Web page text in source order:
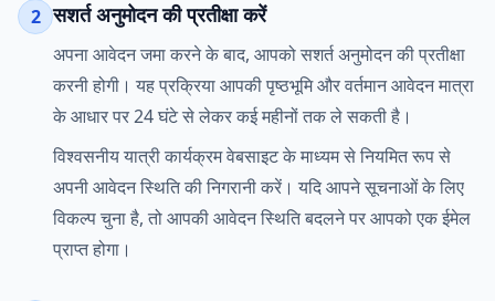
2 सशर्त अनुमोदन की प्रतीक्षा करें
अपना आवेदन जमा करने के बाद, आपको सशर्त अनुमोदन की प्रतीक्षा
करनी होगी। यह प्रक्रिया आपकी पृष्ठभूमि और वर्तमान आवेदन मात्रा
के आधार पर 24 घंटे से लेकर कई महीनों तक ले सकती है।
विश्वसनीय यात्री कार्यक्रम वेबसाइट के माध्यम से नियमित रूप से
अपनी आवेदन स्थिति की निगरानी करें। यदि आपने सूचनाओं के लिए
विकल्प चुना है, तो आपकी आवेदन स्थिति बदलने पर आपको एक ईमेल
प्राप्त होगा।